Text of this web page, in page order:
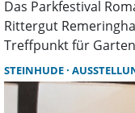
Das Parkfestival
Rittergut
Treffpunkt für
Mehr als 130
Kunsthandwerk und
für ein
STEINHUDE